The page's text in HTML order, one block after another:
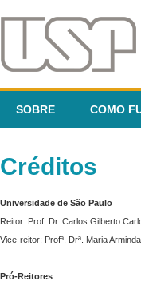
SOBRE COMO
Créditos
Universidade de São Paulo
Reitor: Prof. Dr. Carlos Gilberto
Vice-reitor: Profª. Drª. Maria
Pró-Reitores